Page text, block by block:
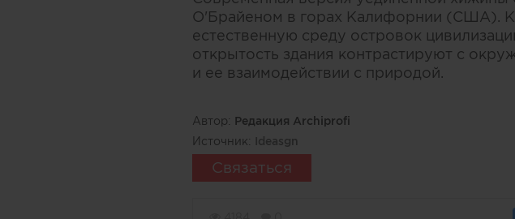
О'Брайеном в горах Калифорнии (США).
естественную среду островок
открытость здания контрастируют с
и ее взаимодействии с природой.
Автор: Редакция Archiprofi
Источник: Ideasgn
Связаться